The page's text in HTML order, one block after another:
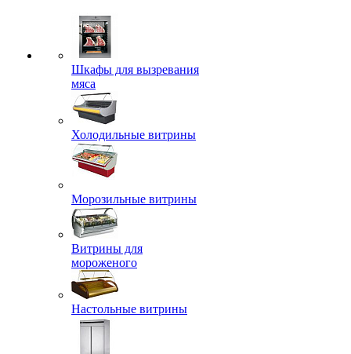
Шкафы для вызревания
мяса
Холодильные витрины
Морозильные витрины
Витрины для
мороженого
Настольные витрины